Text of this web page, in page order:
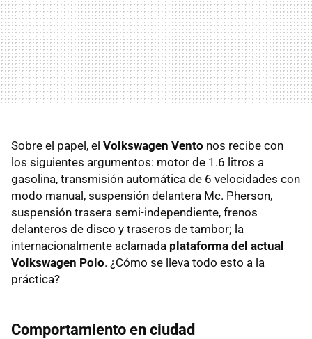
Sobre el papel, el Volkswagen Vento nos recibe con
los siguientes argumentos: motor de 1.6 litros a
gasolina, transmisión automática de 6 velocidades con
modo manual, suspensión delantera Mc. Pherson,
suspensión trasera semi-independiente, frenos
delanteros de disco y traseros de tambor; la
internacionalmente aclamada plataforma del actual
Volkswagen Polo. ¿Cómo se lleva todo esto a la
práctica?
Comportamiento en ciudad